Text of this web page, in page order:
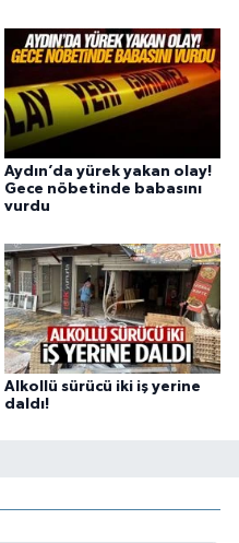
Aydın’da yürek yakan olay!
Gece nöbetinde babasını
vurdu
Alkollü sürücü iki iş yerine
daldı!